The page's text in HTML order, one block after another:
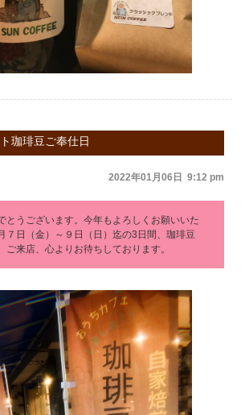
珈琲豆ご奉仕日
2022年01月06日 9:12 pm
とうございます。今年もよろしくお願いいた
７日（金）～９日（日）迄の3日間、珈琲豆
ご来店、心よりお待ちしております。